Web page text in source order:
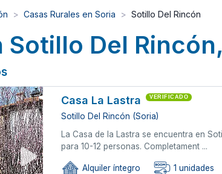
Casas Rurales en Soria Sotillo Del Rincón
Del
Casa La Lastra VERIFICADO
Sotillo Del Rincón (Soria)
La Casa de la Lastra se encuentra en
para 10-12 personas. Completament ...
Alquiler íntegro 1 unidades